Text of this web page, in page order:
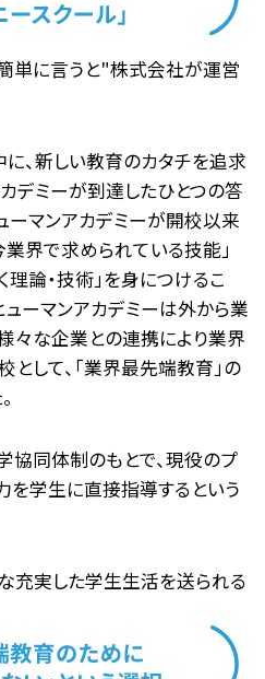
簡単に言うと"株式会社が運営
、新しい教育のカタチを追求
デミーが到達したひとつの答
ーマンアカデミーが開校以来
業界で求められている技能」
論・技術」を身につけるこ
ューマンアカデミーは外から業
々な企業との連携により業界
して、「業界最先端教育」の
協同体制のもとで、現役のプ
学生に直接指導するという
な充実した学生生活を送られる